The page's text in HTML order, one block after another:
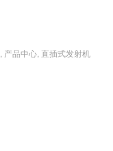
产品中心 直插式发射机